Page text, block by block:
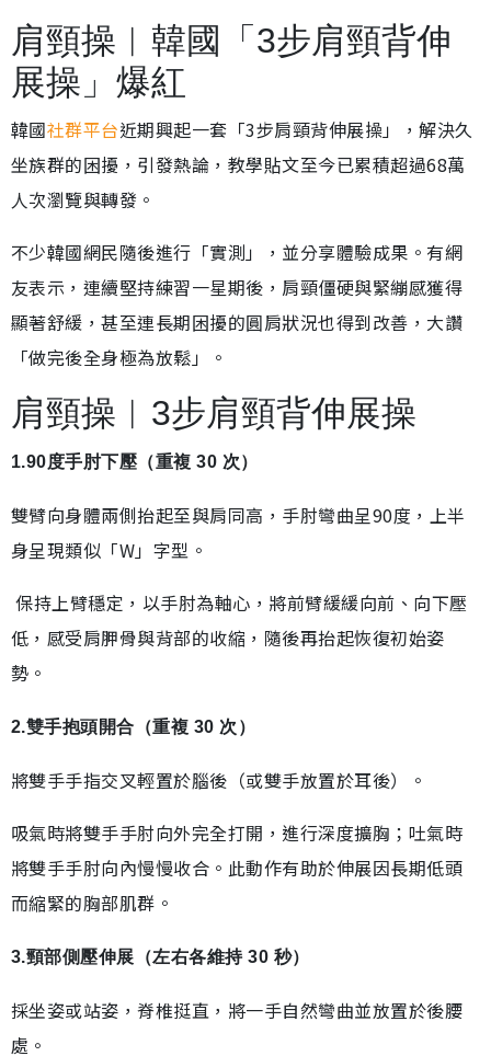
肩頸操︱韓國「3步肩頸背伸
展操」爆紅
韓國社群平台近期興起一套「3步肩頸背伸展操」，解決久
坐族群的困擾，引發熱論，教學貼文至今已累積超過68萬
人次瀏覽與轉發。
不少韓國網民隨後進行「實測」，並分享體驗成果。有網
友表示，連續堅持練習一星期後，肩頸僵硬與緊繃感獲得
顯著舒緩，甚至連長期困擾的圓肩狀況也得到改善，大讚
「做完後全身極為放鬆」。
肩頸操︱3步肩頸背伸展操
1.90度手肘下壓（重複 30 次）
雙臂向身體兩側抬起至與肩同高，手肘彎曲呈90度，上半
身呈現類似「W」字型。
保持上臂穩定，以手肘為軸心，將前臂緩緩向前、向下壓
低，感受肩胛骨與背部的收縮，隨後再抬起恢復初始姿
勢。
2.雙手抱頭開合（重複 30 次）
將雙手手指交叉輕置於腦後（或雙手放置於耳後）。
吸氣時將雙手手肘向外完全打開，進行深度擴胸；吐氣時
將雙手手肘向內慢慢收合。此動作有助於伸展因長期低頭
而縮緊的胸部肌群。
3.頸部側壓伸展（左右各維持 30 秒）
採坐姿或站姿，脊椎挺直，將一手自然彎曲並放置於後腰
處。